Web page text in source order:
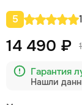
5
14 490 ₽
Гарантия
Нашли